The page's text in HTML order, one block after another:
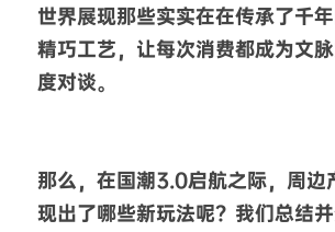
世界展现那些实实在在传承了千
精巧工艺，让每次消费都成为文
度对谈。
那么，在国潮3.0启航之际，周边
现出了哪些新玩法呢？我们总结